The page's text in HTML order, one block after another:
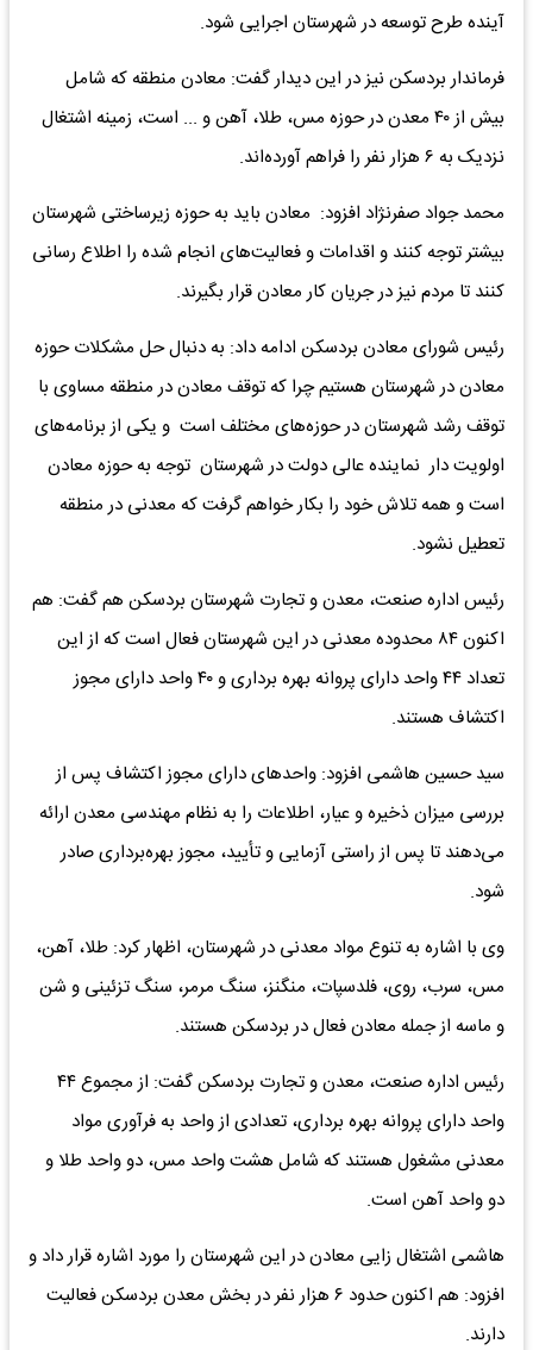
آینده طرح توسعه در شهرستان اجرایی شود.
فرماندار بردسکن نیز در این دیدار گفت: معادن منطقه که شامل
بیش از ۴۰ معدن در حوزه مس، طلا، آهن و ... است، زمینه اشتغال
نزدیک به ۶ هزار نفر را فراهم آورده‌اند.
محمد جواد صفرنژاد افزود: معادن باید به حوزه زیرساختی شهرستان
بیشتر توجه کنند و اقدامات و فعالیت‌های انجام شده را اطلاع رسانی
کنند تا مردم نیز در جریان کار معادن قرار بگیرند.
رئیس شورای معادن بردسکن ادامه داد: به دنبال حل مشکلات حوزه
معادن در شهرستان هستیم چرا که توقف معادن در منطقه مساوی با
توقف رشد شهرستان در حوزه‌های مختلف است و یکی از برنامه‌های
اولویت دار نماینده عالی دولت در شهرستان توجه به حوزه معادن
است و همه تلاش خود را بکار خواهم گرفت که معدنی در منطقه
تعطیل نشود.
رئیس اداره صنعت، معدن و تجارت شهرستان بردسکن هم گفت: هم
اکنون ۸۴ محدوده معدنی در این شهرستان فعال است که از این
تعداد ۴۴ واحد دارای پروانه بهره برداری و ۴۰ واحد دارای مجوز
اکتشاف هستند.
سید حسین هاشمی افزود: واحد‌های دارای مجوز اکتشاف پس از
بررسی میزان ذخیره و عیار، اطلاعات را به نظام مهندسی معدن ارائه
می‌دهند تا پس از راستی آزمایی و تأیید، مجوز بهره‌برداری صادر
شود.
وی با اشاره به تنوع مواد معدنی در شهرستان، اظهار کرد: طلا، آهن،
مس، سرب، روی، فلدسپات، منگنز، سنگ مرمر، سنگ تزئینی و شن
و ماسه از جمله معادن فعال در بردسکن هستند.
رئیس اداره صنعت، معدن و تجارت بردسکن گفت: از مجموع ۴۴
واحد دارای پروانه بهره برداری، تعدادی از واحد به فرآوری مواد
معدنی مشغول هستند که شامل هشت واحد مس، دو واحد طلا و
دو واحد آهن است.
هاشمی اشتغال زایی معادن در این شهرستان را مورد اشاره قرار داد و
افزود: هم اکنون حدود ۶ هزار نفر در بخش معدن بردسکن فعالیت
دارند.